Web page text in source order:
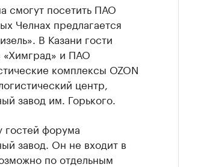
смогут посетить ПАО
Челнах предлагается
В Казани гости
«Химград» и ПАО
комплексы OZON
центр,
завод им. Горького.
гостей форума
завод. Он не входит в
по отдельным